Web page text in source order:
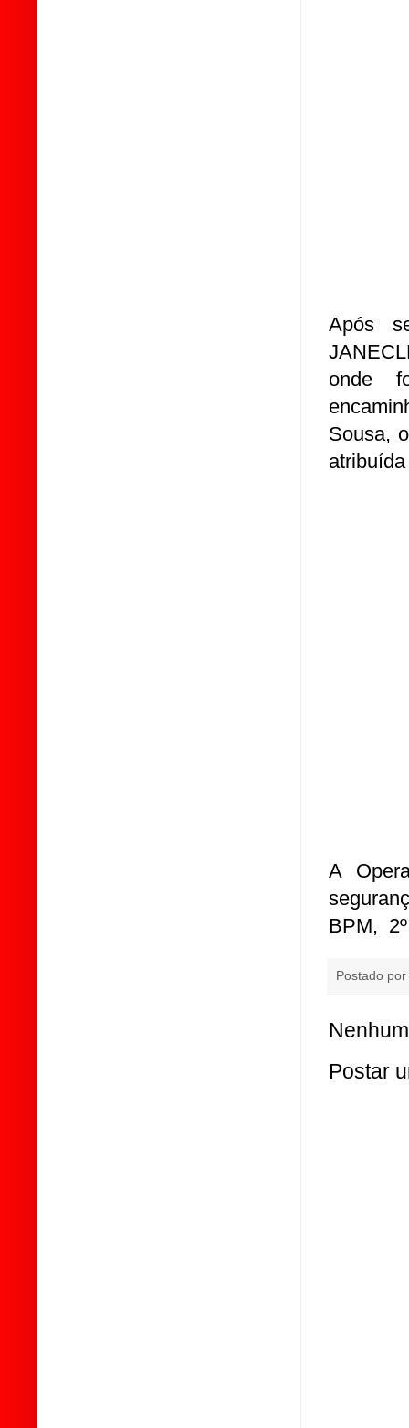
Após
onde
Sousa,
A
BPM,
Postado por
Postar